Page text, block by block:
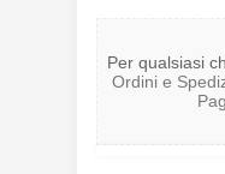
Per qualsiasi
Ordini e